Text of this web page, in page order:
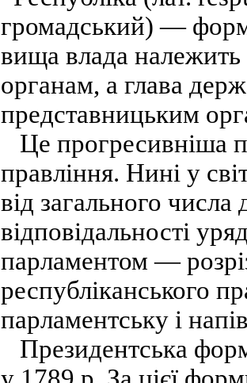
громадський) —
вища влада
органам, а глава
представницьким
Це прогресивніша
правління. Нині у
від загального
відповідальності
парламентом —
республіканського
парламентську і
Президентська